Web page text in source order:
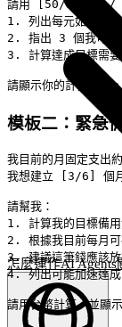
怎麼運作AI Agents
請用 [50/30/20 /
1. 列出每元如何分配
2. 指出 3 個我可能
3. 計算達成目標需要
模板二：緊急
我目前的月固定支出
我想建立 [3/6] 個月
請幫我：
1. 計算我的目標備用
2. 根據我目前每月
3. 建議這筆錢應該放
4. 列出可能加速達